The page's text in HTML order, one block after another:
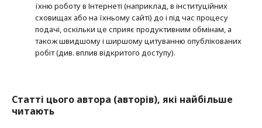
їхню роботу в Інтернеті (наприклад, в інституційних
сховищах або на їхньому сайті) до і під час процесу
подачі, оскільки це сприяє продуктивним обмінам, а
також швидшому і ширшому цитуванню опубліко­ва­них
робіт (див. вплив відкритого доступу).
Статті цього автора (авторів), які найбільше
читають